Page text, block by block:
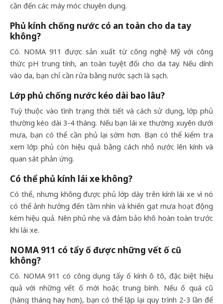
cần đến các máy móc chuyên dụng.
Phủ kính chống nước có an toàn cho da tay
không?
Có. NOMA 911 được sản xuất từ công nghệ Mỹ với công
thức pH trung tính, an toàn tuyệt đối cho da tay. Nếu dính
vào da, bạn chỉ cần rửa bằng nước sạch là sạch.
Lớp phủ chống nước kéo dài bao lâu?
Tuỳ thuộc vào tình trạng thời tiết và cách sử dụng, lớp phủ
thường kéo dài 3-4 tháng. Nếu bạn lái xe thường xuyên dưới
mưa, bạn có thể cần phủ lại sớm hơn. Bạn có thể kiểm tra
xem lớp phủ còn hiệu quả bằng cách nhỏ nước lên kính và
quan sát phản ứng.
Có thể phủ kính lái xe không?
Có thể, nhưng không được phủ lớp dày trên kính lái xe vì nó
có thể ảnh hưởng đến tầm nhìn và khiến gạt mưa hoạt động
kém hiệu quả. Nên phủ nhẹ và đảm bảo khô hoàn toàn trước
khi lái xe.
NOMA 911 có tẩy ố được những vết ố cũ
không?
Có. NOMA 911 có công dụng tẩy ố kính ô tô, đặc biệt hiệu
quả với những vết ố mới hoặc trung bình. Nếu ố quá cũ
(hàng tháng hay hơn), bạn có thể lặp lại quy trình 2-3 lần để